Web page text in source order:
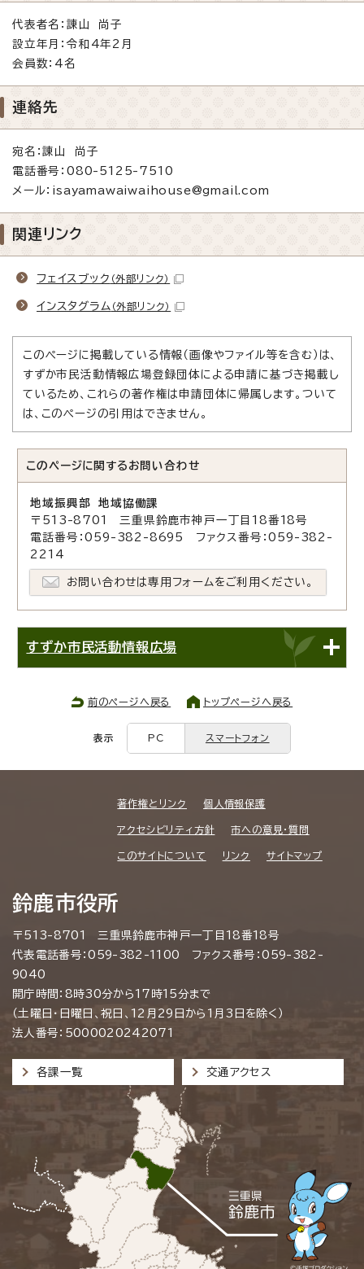
代表者名：諌山 尚子
設立年月：令和4年2月
会員数：4名
連絡先
宛名：諌山 尚子
電話番号：080-5125-7510
メール：isayamawaiwaihouse@gmail.com
関連リンク
フェイスブック （外部リンク）
インスタグラム （外部リンク）
このページに掲載している情報（画像やファイル等を含む）は、
すずか市民活動情報広場登録団体による申請に基づき掲載し
ているため、これらの著作権は申請団体に帰属します。ついて
は、このページの引用はできません。
このページに関する お問い合わせ
地域振興部 地域協働課
〒513-8701 三重県鈴鹿市神戸一丁目18番18号
電話番号：059-382-8695 ファクス番号：059-382-
2214
お問い合わせは専用フォームをご利用ください。
すずか市民活動情報広場
前のページへ戻る トップページへ戻る
表示 PC スマートフォン
著作権とリンク 個人情報保護
アクセシビリティ方針 市への意見・質問
このサイトについて リンク サイトマップ
鈴鹿市役所
〒513-8701 三重県鈴鹿市神戸一丁目18番18号
代表電話番号：059-382-1100 ファクス番号：059-382-
9040
開庁時間：8時30分から17時15分まで
（土曜日・日曜日、祝日、12月29日から1月3日を除く）
法人番号：5000020242071
各課一覧 交通アクセス